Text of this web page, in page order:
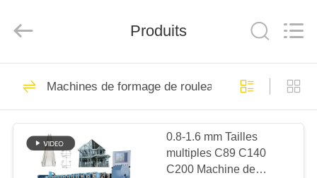
MAISON
PRODUITS
International
Trading
All
Reserved.
Petit pain de toit
formant la machine
193
Produits
Machines de formage de rouleaux à rouleaux
0.8-1.6 mm Tailles
multiples C89 C140
C200 Machine de